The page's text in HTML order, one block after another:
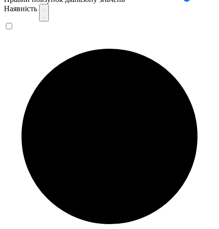
Наявність